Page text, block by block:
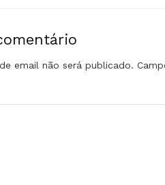
email não será publicado.